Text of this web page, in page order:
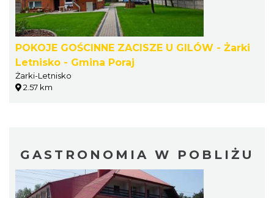
POKOJE GOŚCINNE ZACISZE U GILÓW - Żarki
Letnisko - Gmina Poraj
Żarki-Letnisko
2.57 km
GASTRONOMIA W POBLIŻU